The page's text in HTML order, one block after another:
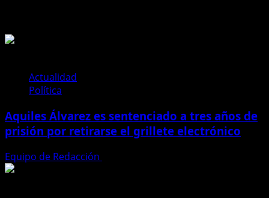
aprueba
nuevas
petroleras
en
el
Bloque
Actualidad
Política
Aquiles Álvarez es sentenciado a tres años de
prisión por retirarse el grillete electrónico
Equipo de Redacción